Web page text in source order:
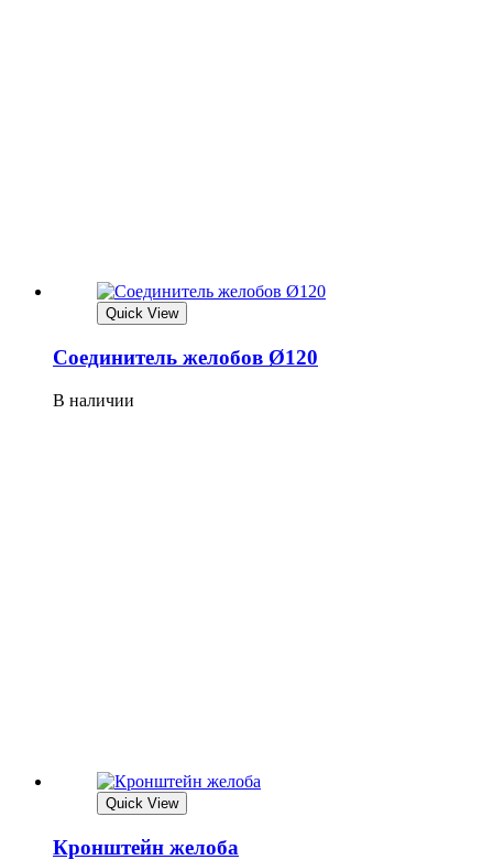
Quick View
Соединитель желобов Ø120
В наличии
Quick View
Кронштейн желоба